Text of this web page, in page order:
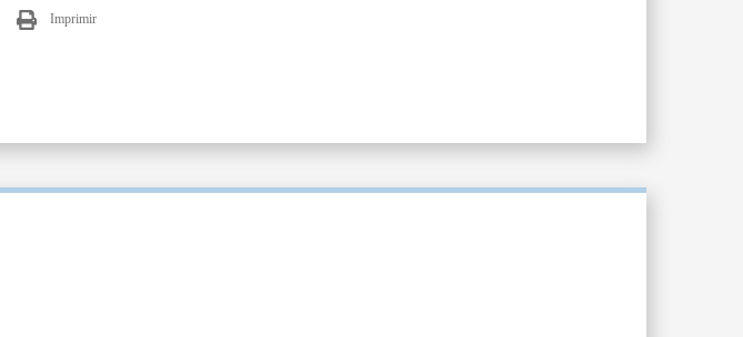
Imprimir